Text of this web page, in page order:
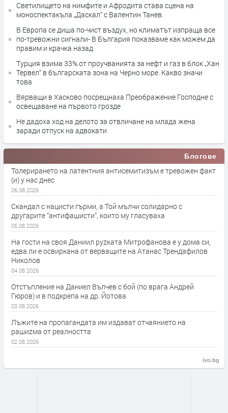
Светилището на нимфите и Афродита става сцена на
моноспектакъла „Даскал“ с Валентин Танев.
В Европа се диша по-чист въздух, но климатът изпраща все
по-тревожни сигнали- В България показваме как можем да
правим и крачка назад
Турция взима 33% от проучванията за нефт и газ в блок „Хан
Тервел“ в българската зона на Черно море. Какво значи
това
Вярващи в Хасково посрещнаха Преображение Господне с
освещаване на първото грозде
Не дадоха ход на делото за отвличане на млада жена
заради отпуск на адвокати
Блогове
Толерирането на латентния антисемитизъм е тревожен факт
(и) у нас днес
06.08.2026
Скандал с нацисти гърми, а Той мълчи солидарно с
другарите “антифашисти”, които му гласуваха
05.08.2026
На гости на своя Даниил руzката Митрофанова е у дома си,
едва ли е освиркана от верващите на Атанас Трендафилов
Николов
04.08.2026
Отстъпление на Даниел Вълчев с бой (по врага Андрей
Гюров) и в подкрепа на др. Йотова
03.08.2026
Лъжите на пропагандата им издават отчаянието на
рашиzма от реалността
02.08.2026
ivo.bg